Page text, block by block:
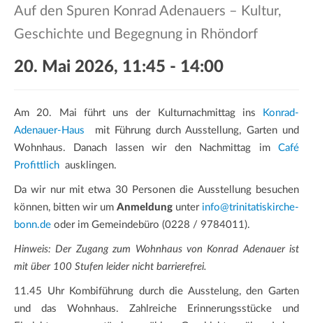
Auf den Spuren Konrad Adenauers – Kultur,
Geschichte und Begegnung in Rhöndorf
20. Mai 2026, 11:45 - 14:00
Am 20. Mai führt uns der Kulturnachmittag ins
Konrad-
Adenauer-Haus mit Führung durch Ausstellung, Garten und
Wohnhaus. Danach lassen wir den Nachmittag im Café
Profittlich ausklingen.
Da wir nur mit etwa 30 Personen die Ausstellung besuchen
können, bitten wir um Anmeldung unter info@trinitatiskirche-
bonn.de oder im Gemeindebüro (0228 / 9784011).
Hinweis: Der Zugang zum Wohnhaus von Konrad Adenauer ist
mit über 100 Stufen leider nicht barrierefrei.
11.45 Uhr Kombiführung durch die Ausstelung, den Garten
und das Wohnhaus. Zahlreiche Erinnerungsstücke und